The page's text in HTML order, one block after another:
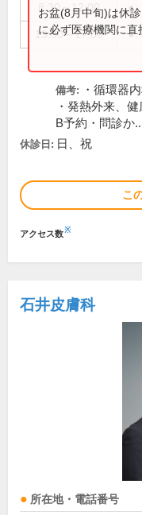
8:30～12:00 ●
13:30～17:00 ●
お盆(8月中旬)は休
に必ず医療機関に直
備考:
・循環器
・発熱外来、
B予約・問診か
休診日: 日、祝
こ
アクセス数※
石井皮膚科
所在地・電話番号